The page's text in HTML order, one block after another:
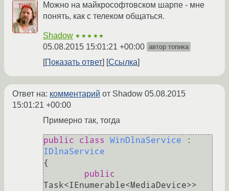
Можно на майкрософтовском шарпе - мне
понять, как с телеком общаться.
Shadow ★★★★★
05.08.2015 15:01:21 +00:00 автор топика
Показать ответ Ссылка
Ответ на: комментарий от Shadow 05.08.2015
15:01:21 +00:00
Примерно так, тогда
public class WinDlnaService
IDlnaService
{
public
Task<IEnumerable<MediaDevice>>